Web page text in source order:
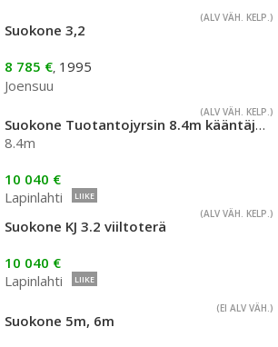
(ALV VÄH. KELP.)
Suokone 3,2
8 785 €, 1995
Joensuu
(ALV VÄH. KELP.)
Suokone Tuotantojyrsin 8.4m kääntäjällä varustettu
8.4m
10 040 €
Lapinlahti
LIIKE
(ALV VÄH. KELP.)
Suokone KJ 3.2 viiltoterä
10 040 €
Lapinlahti
LIIKE
(EI ALV VÄH.)
Suokone 5m, 6m